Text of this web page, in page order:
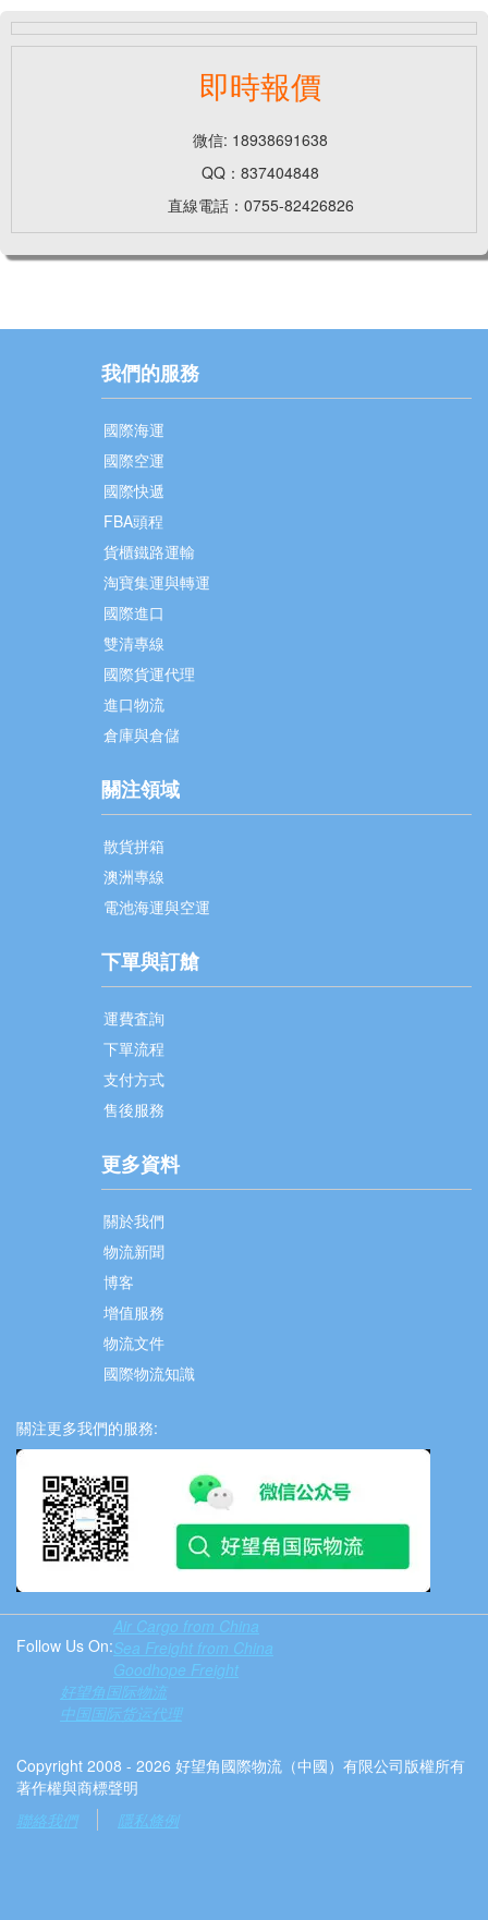
即時報價
微信: 18938691638
QQ：837404848
直線電話：0755-82426826
我們的服務
國際海運
國際空運
國際快遞
FBA頭程
貨櫃鐵路運輸
淘寶集運與轉運
國際進口
雙清專線
國際貨運代理
進口物流
倉庫與倉儲
關注領域
散貨拼箱
澳洲專線
電池海運與空運
下單與訂艙
運費査詢
下單流程
支付方式
售後服務
更多資料
關於我們
物流新聞
博客
增值服務
物流文件
國際物流知識
關注更多我們的服務:
Follow Us On:
Air Cargo from China
Sea Freight from China
Goodhope Freight
好望角国际物流
中国国际货运代理
Copyright 2008 - 2026 好望角國際物流（中國）有限公司版權所有
著作權與商標聲明
聯絡我們
隱私條例